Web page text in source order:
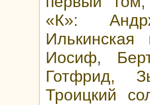
«К»:
Илькинская
Иосиф,
Готфрид,
Троицкий